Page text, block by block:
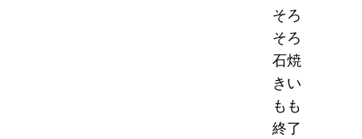
そろ
そろ
石焼
きい
もも
終了